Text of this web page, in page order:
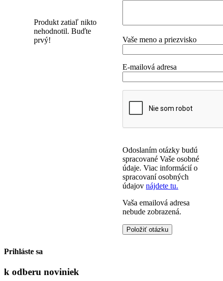
Produkt zatiaľ nikto
nehodnotil. Buďte
prvý!
Vaše meno a priezvisko
E-mailová adresa
Odoslaním otázky budú
spracované Vaše osobné
údaje. Viac informácií o
spracovaní osobných
údajovnájdete tu.
Vaša emailová adresa
nebude zobrazená.
Prihláste sa
k odberu noviniek